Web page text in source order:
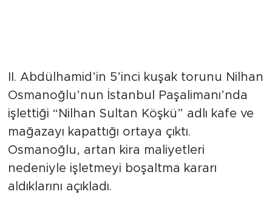
II. Abdülhamid’in 5’inci kuşak torunu Nilhan
Osmanoğlu’nun İstanbul Paşalimanı’nda
işlettiği “Nilhan Sultan Köşkü” adlı kafe ve
mağazayı kapattığı ortaya çıktı.
Osmanoğlu, artan kira maliyetleri
nedeniyle işletmeyi boşaltma kararı
aldıklarını açıkladı.